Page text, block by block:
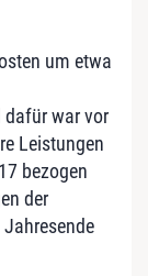
um etwa
dafür war vor
Leistungen
bezogen
der